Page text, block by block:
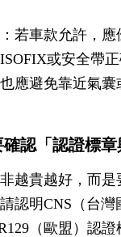
若車款允許，應
或安全帶
應避免靠近氣
認「認證標章
越貴越好，而是
請認明CNS（台
（歐盟）認